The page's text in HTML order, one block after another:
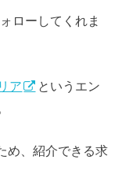
ローしてくれま
ア
というエン
め、紹介できる求